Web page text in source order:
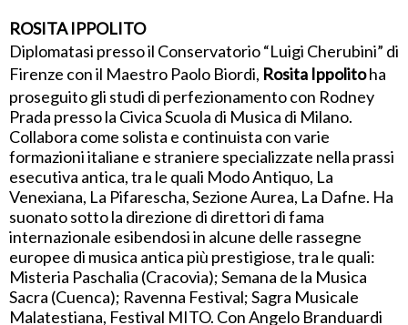
ROSITA IPPOLITO
Diplomatasi presso il Conservatorio “Luigi Cherubini” di
Firenze con il Maestro Paolo Biordi, Rosita Ippolitoha
proseguito gli studi di perfezionamento con Rodney
Prada presso la Civica Scuola di Musica di Milano.
Collabora come solista e continuista con varie
formazioni italiane e straniere specializzate nella prassi
esecutiva antica, tra le quali Modo Antiquo, La
Venexiana, La Pifarescha, Sezione Aurea, La Dafne. Ha
suonato sotto la direzione di direttori di fama
internazionale esibendosi in alcune delle rassegne
europee di musica antica più prestigiose, tra le quali:
Misteria Paschalia (Cracovia); Semana de la Musica
Sacra (Cuenca); Ravenna Festival; Sagra Musicale
Malatestiana, Festival MITO. Con Angelo Branduardi